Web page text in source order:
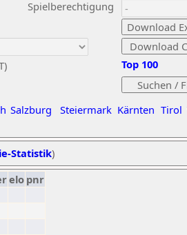
Spielberechtigung
Salzburg Steiermark Kärnten Tirol
Top 100
Statistik)
elo pnr